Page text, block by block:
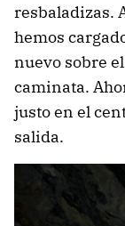
resbaladizas.
hemos
nuevo sobre
caminata.
justo en el
salida.